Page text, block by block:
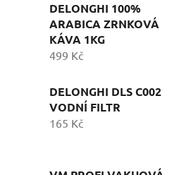
DELONGHI 100%
ARABICA ZRNKOVÁ
KÁVA 1KG
499 Kč
DELONGHI DLS C002
VODNÍ FILTR
165 Kč